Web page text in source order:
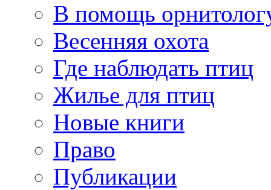
В помощь
Весенняя охота
Где наблюдать птиц
Жилье для птиц
Новые книги
Право
Публикации